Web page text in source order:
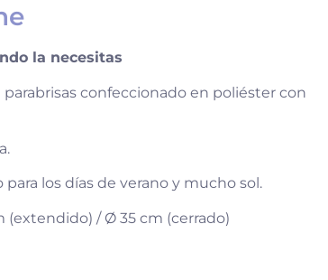
la necesitas
parabrisas confeccionado en poliéster con
los días de verano y mucho sol.
(extendido) / Ø 35 cm (cerrado)